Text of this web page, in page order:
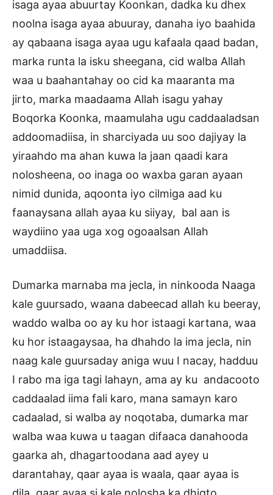
isaga ayaa abuurtay Koonkan, dadka ku dhex
noolna isaga ayaa abuuray, danaha iyo baahida
ay qabaana isaga ayaa ugu kafaala qaad badan,
marka runta la isku sheegana, cid walba Allah
waa u baahantahay oo cid ka maaranta ma
jirto, marka maadaama Allah isagu yahay
Boqorka Koonka, maamulaha ugu caddaaladsan
addoomadiisa, in sharciyada uu soo dajiyay la
yiraahdo ma ahan kuwa la jaan qaadi kara
nolosheena, oo inaga oo waxba garan ayaan
nimid dunida, aqoonta iyo cilmiga aad ku
faanaysana allah ayaa ku siiyay, bal aan is
waydiino yaa uga xog ogoaalsan Allah
umaddiisa.
Dumarka marnaba ma jecla, in ninkooda Naaga
kale guursado, waana dabeecad allah ku beeray,
waddo walba oo ay ku hor istaagi kartana, waa
ku hor istaagaysaa, ha dhahdo la ima jecla, nin
naag kale guursaday aniga wuu I nacay, hadduu
I rabo ma iga tagi lahayn, ama ay ku andacooto
caddaalad iima fali karo, mana samayn karo
cadaalad, si walba ay noqotaba, dumarka mar
walba waa kuwa u taagan difaaca danahooda
gaarka ah, dhagartoodana aad ayey u
darantahay, qaar ayaa is waala, qaar ayaa is